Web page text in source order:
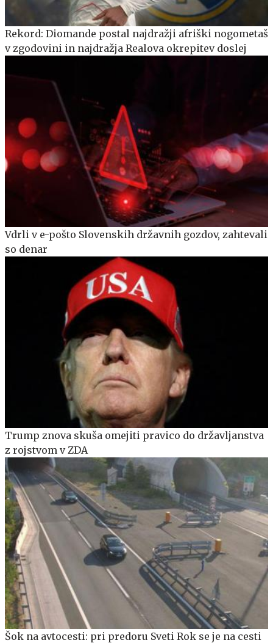
Rekord: Diomande postal najdražji afriški nogometaš
v zgodovini in najdražja Realova okrepitev doslej
Vdrli v e-pošto Slovenskih državnih gozdov, zahtevali
so denar
Trump znova skuša omejiti pravico do državljanstva
z rojstvom v ZDA
Šok na avtocesti: pri predoru Sveti Rok se je na cesti